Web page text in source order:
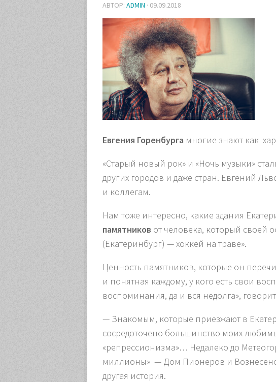
АВТОР: ADMIN · 09.09.2018
Евгения Горенбурга многие знают как
«Старый новый рок» и «Ночь музыки»
других городов и даже стран. Евгений
и коллегам.
Нам тоже интересно, какие здания
памятников от человека, который своей
(Екатеринбург) — хоккей на траве».
Ценность памятников, которые он
и понятная каждому, у кого есть свои
воспоминания, да и вся недолга»,
— Знакомым, которые приезжают в
сосредоточено большинство моих
«репрессионизма»… Недалеко до
миллионы» — Дом Пионеров и
другая история.